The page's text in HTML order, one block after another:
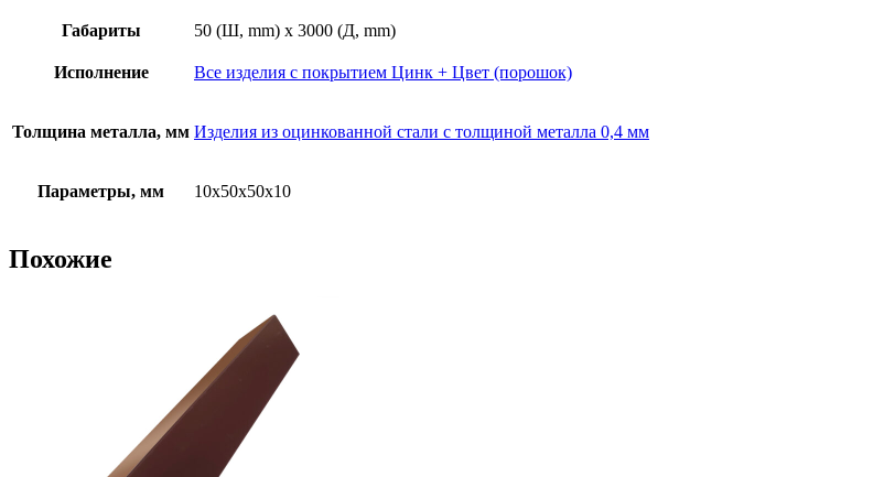
(порошок)
Габариты 50 (Ш, mm) x 3000 (Д, mm)
Исполнение Все изделия с покрытием Цинк + Цвет (порошок)
Толщина металла, мм Изделия из оцинкованной стали с толщиной металла 0,4 мм
Параметры, мм 10х50х50х10
Похожие